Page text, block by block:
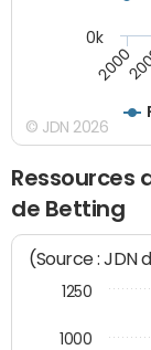
2000
0k
© JDN 2026
Ressources
de Betting
(Source : JDN
1000
1250